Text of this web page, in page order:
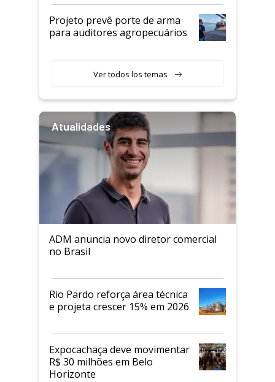
Projeto prevê porte de arma
para auditores agropecuários
Ver todos los temas
Atualidades
ADM anuncia novo diretor comercial
no Brasil
Rio Pardo reforça área técnica
e projeta crescer 15% em 2026
Expocachaça deve movimentar
R$ 30 milhões em Belo
Horizonte